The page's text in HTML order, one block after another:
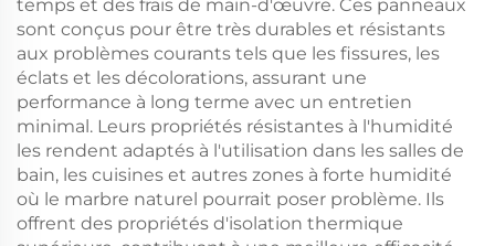
temps et des frais de main-d'œuvre. Ces panneaux
sont conçus pour être très durables et résistants
aux problèmes courants tels que les fissures, les
éclats et les décolorations, assurant une
performance à long terme avec un entretien
minimal. Leurs propriétés résistantes à l'humidité
les rendent adaptés à l'utilisation dans les salles de
bain, les cuisines et autres zones à forte humidité
où le marbre naturel pourrait poser problème. Ils
offrent des propriétés d'isolation thermique